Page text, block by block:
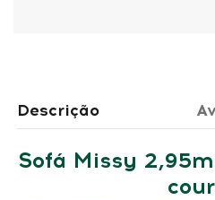
Descrição
Sofá Missy